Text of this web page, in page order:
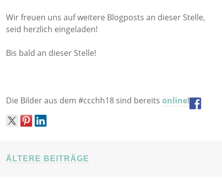
Wir freuen uns auf weitere Blogposts an dieser Stelle,
seid herzlich eingeladen!
Bis bald an dieser Stelle!
Die Bilder aus dem #ccchh18 sind bereits online!
BEITRÄGE-
ÄLTERE BEITRÄGE